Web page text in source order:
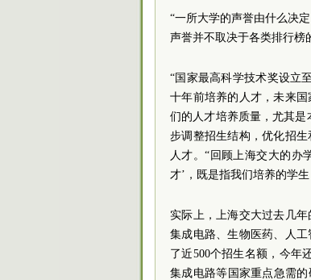
“一所大学的声誉由什么决
声誉并不取决于各类排行榜
“国家最高科学技术奖设立
十年前培养的人才，未来
们的人才培养质量，尤其
步调整招生结构，优化招
人才。“回顾上海交大的办
才’，既是指我们培养的学
实际上，上海交大过去几
集成电路、生物医药、人
了近500个招生名额，今年
集成电路等国家重点急需